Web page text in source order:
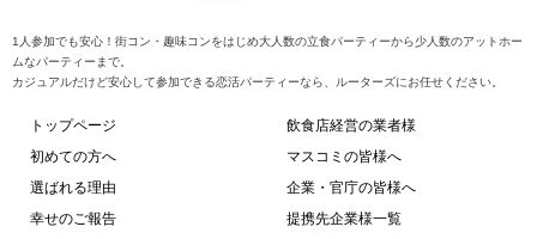
1人参加でも安心！街コン・趣味コンをはじめ大人数の立食パーティーから少人数のアットホー
ムなパーティーまで。
カジュアルだけど安心して参加できる恋活パーティーなら、ルーターズにお任せください。
トップページ
初めての方へ
選ばれる理由
幸せのご報告
飲食店経営の業者様
マスコミの皆様へ
企業・官庁の皆様へ
提携先企業様一覧